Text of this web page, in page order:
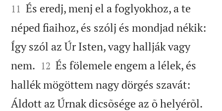
11 És eredj, menj el a foglyokhoz, a te
néped fiaihoz, és szólj és mondjad nékik:
Így szól az Úr Isten, vagy hallják vagy
nem. 

12 És fölemele engem a lélek, és
hallék mögöttem nagy dörgés szavát:
Áldott az Úrnak dicsõsége az õ helyérõl.